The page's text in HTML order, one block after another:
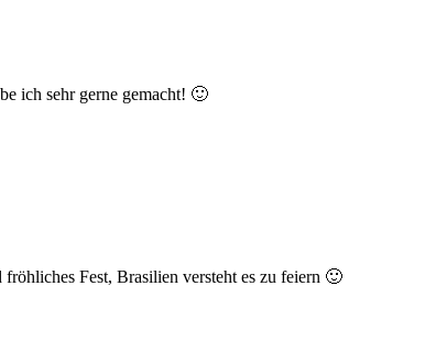
ich sehr gerne gemacht! 🙂
fröhliches Fest, Brasilien versteht es zu feiern 🙂